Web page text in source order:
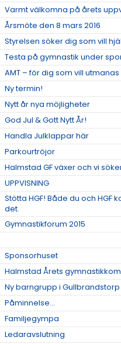
Varmt välkomna på årets
Årsmöte den 8 mars 2016
Styrelsen söker dig som vill
Testa på gymnastik under
AMT – för dig som vill
Ny termin!
Nytt år nya möjligheter
God Jul & Gott Nytt År!
Handla Julklappar här
Parkourtröjor
Halmstad GF växer och vi
UPPVISNING
Stötta HGF! Både du och HGF
det.
Gymnastikforum 2015
Sponsorhuset
Halmstad Årets
Ny barngrupp i Gullbrandstorp
Påminnelse...
Familjegympa
Ledaravslutning